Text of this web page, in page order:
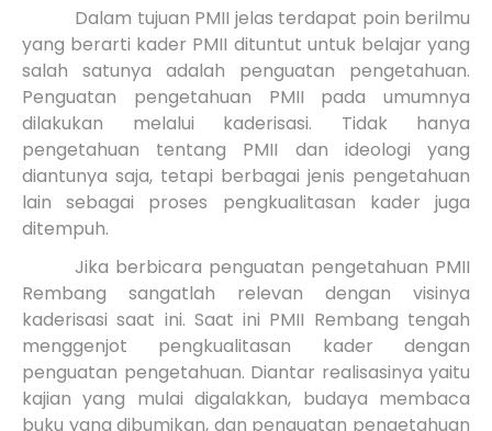
Dalam tujuan PMII jelas terdapat poin berilmu
yang berarti kader PMII dituntut untuk belajar yang
salah satunya adalah penguatan pengetahuan.
Penguatan pengetahuan PMII pada umumnya
dilakukan melalui kaderisasi. Tidak hanya
pengetahuan tentang PMII dan ideologi yang
diantunya saja, tetapi berbagai jenis pengetahuan
lain sebagai proses pengkualitasan kader juga
ditempuh.
Jika berbicara penguatan pengetahuan PMII
Rembang sangatlah relevan dengan visinya
kaderisasi saat ini. Saat ini PMII Rembang tengah
menggenjot pengkualitasan kader dengan
penguatan pengetahuan. Diantar realisasinya yaitu
kajian yang mulai digalakkan, budaya membaca
buku yang dibumikan, dan penguatan pengetahuan